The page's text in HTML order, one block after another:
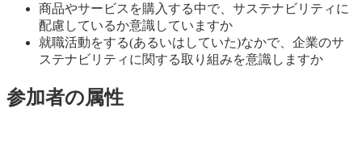
商品やサービスを購入する中で、サステナビリティに
配慮しているか意識していますか
就職活動をする(あるいはしていた)なかで、企業のサ
ステナビリティに関する取り組みを意識しますか
参加者の属性